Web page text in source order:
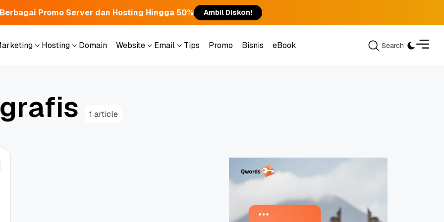
Promo Server dan Hosting Hingga 50% Ambil Diskon!
Hosting
Domain
Website
Email
Tips
Promo
Bisnis
eBook
Search
grafis 1 article